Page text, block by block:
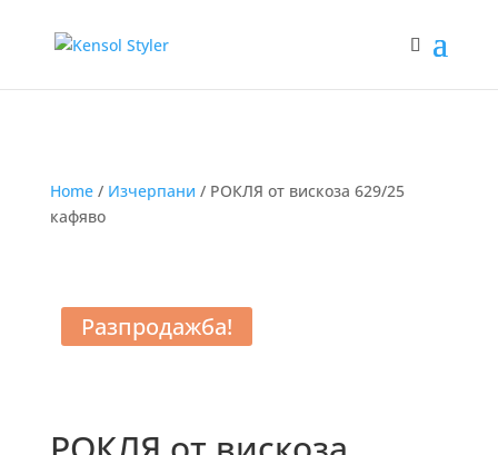
Home/ Изчерпани / РОКЛЯ от вискоза 629/25
кафяво
Разпродажба!